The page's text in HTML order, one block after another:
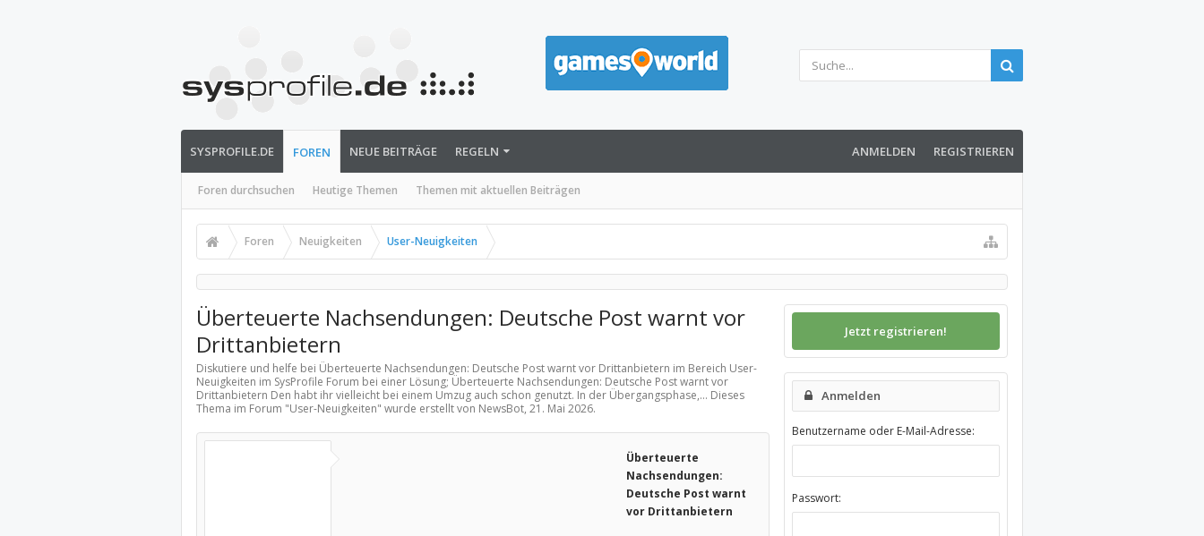
SYSPROFILE.DE FOREN
Foren durchsuchen Heutige Themen Themen mit aktuellen Beiträgen
NEUE BEITRÄGE REGELN ANMELDEN REGISTRIEREN
Foren Neuigkeiten User-Neuigkeiten
Überteuerte Nachsendungen: Deutsche Post warnt vor
Drittanbietern
Diskutiere und helfe bei Überteuerte Nachsendungen: Deutsche Post warnt vor Drittanbietern im Bereich User-
Neuigkeiten im SysProfile Forum bei einer Lösung; Überteuerte Nachsendungen: Deutsche Post warnt vor
Drittanbietern Den habt ihr vielleicht bei einem Umzug auch schon genutzt. In der Übergangsphase,... Dieses
Thema im Forum "User-Neuigkeiten" wurde erstellt von NewsBot, 21. Mai 2026.
Überteuerte
Nachsendungen:
Deutsche Post warnt
vor Drittanbietern
Jetzt registrieren!
Anmelden
Benutzername oder E-Mail-Adresse:
Passwort: